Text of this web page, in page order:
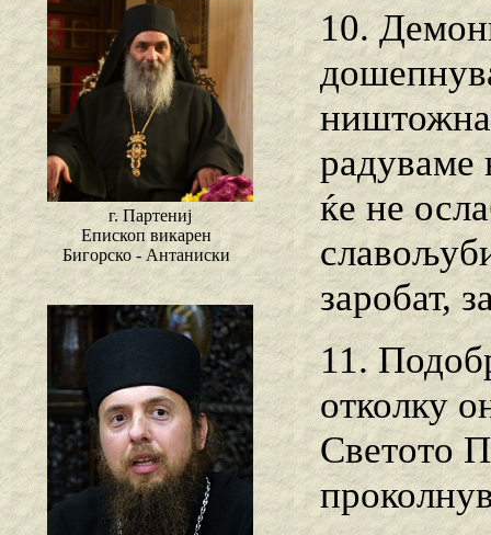
г. Партениј
Епископ викарен
Бигорско - Антаниски
10.
ништожна
радуваме
ќе не
заробат,
11.
отколку
Светото